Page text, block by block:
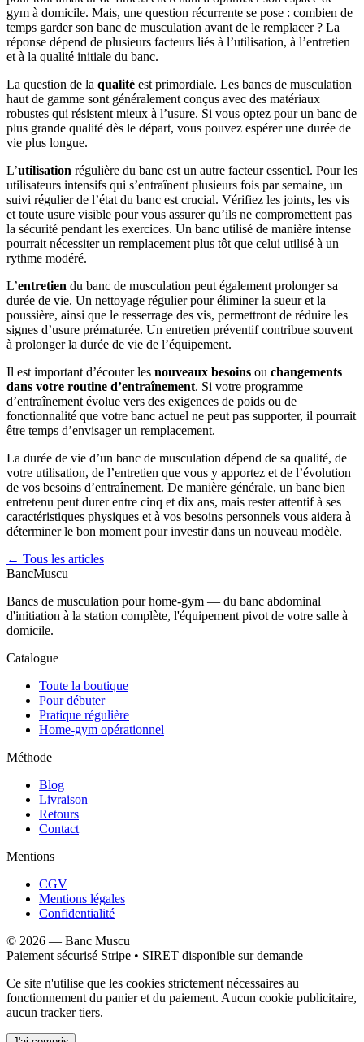
gym à domicile. Mais, une question récurrente se pose : combien de
temps garder son banc de musculation avant de le remplacer ? La
réponse dépend de plusieurs facteurs liés à l’utilisation, à l’entretien
et à la qualité initiale du banc.
La question de la qualité est primordiale. Les bancs de musculation
haut de gamme sont généralement conçus avec des matériaux
robustes qui résistent mieux à l’usure. Si vous optez pour un banc de
plus grande qualité dès le départ, vous pouvez espérer une durée de
vie plus longue.
L’utilisation régulière du banc est un autre facteur essentiel. Pour les
utilisateurs intensifs qui s’entraînent plusieurs fois par semaine, un
suivi régulier de l’état du banc est crucial. Vérifiez les joints, les vis
et toute usure visible pour vous assurer qu’ils ne compromettent pas
la sécurité pendant les exercices. Un banc utilisé de manière intense
pourrait nécessiter un remplacement plus tôt que celui utilisé à un
rythme modéré.
L’entretien du banc de musculation peut également prolonger sa
durée de vie. Un nettoyage régulier pour éliminer la sueur et la
poussière, ainsi que le resserrage des vis, permettront de réduire les
signes d’usure prématurée. Un entretien préventif contribue souvent
à prolonger la durée de vie de l’équipement.
Il est important d’écouter les nouveaux besoins ou changements
dans votre routine d’entraînement. Si votre programme
d’entraînement évolue vers des exigences de poids ou de
fonctionnalité que votre banc actuel ne peut pas supporter, il pourrait
être temps d’envisager un remplacement.
La durée de vie d’un banc de musculation dépend de sa qualité, de
votre utilisation, de l’entretien que vous y apportez et de l’évolution
de vos besoins d’entraînement. De manière générale, un banc bien
entretenu peut durer entre cinq et dix ans, mais rester attentif à ses
caractéristiques physiques et à vos besoins personnels vous aidera à
déterminer le bon moment pour investir dans un nouveau modèle.
← Tous les articles
BancMuscu
Bancs de musculation pour home-gym — du banc abdominal
d'initiation à la station complète, l'équipement pivot de votre salle à
domicile.
Catalogue
Toute la boutique
Pour débuter
Pratique régulière
Home-gym opérationnel
Méthode
Blog
Livraison
Retours
Contact
Mentions
CGV
Mentions légales
Confidentialité
© 2026 — Banc Muscu
Paiement sécurisé Stripe • SIRET disponible sur demande
Ce site n'utilise que les cookies strictement nécessaires au
fonctionnement du panier et du paiement. Aucun cookie publicitaire,
aucun tracker tiers.